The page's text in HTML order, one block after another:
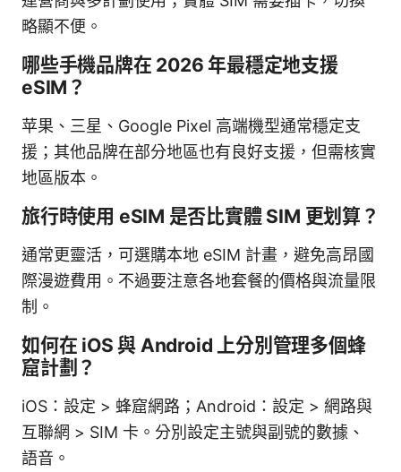
略顯不便。
哪些手機品牌在 2026 年最穩定地支援
eSIM？
苹果、三星、Google Pixel 高端機型通常穩定支
援；其他品牌在部分地區也有良好支援，但需核實
地區版本。
旅行時使用 eSIM 是否比實體 SIM 更划算？
通常更靈活，可選購本地 eSIM 計畫，避免高昂國
際漫遊費用。不過要注意各地套餐的價格與流量限
制。
如何在 iOS 與 Android 上分別管理多個蜂
窟計劃？
iOS：設定 > 蜂窟網路；Android：設定 > 網路與
互聯網 > SIM 卡。分別設定主號與副號的數據、
語音。